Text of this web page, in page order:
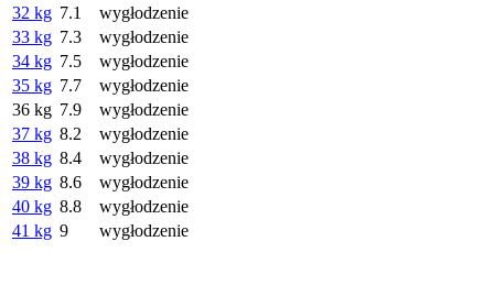
32 kg 7.1
wygłodzenie
33 kg 7.3
wygłodzenie
34 kg 7.5
wygłodzenie
35 kg 7.7
wygłodzenie
36 kg 7.9
wygłodzenie
37 kg 8.2
wygłodzenie
38 kg 8.4
wygłodzenie
39 kg 8.6
wygłodzenie
40 kg 8.8
wygłodzenie
41 kg 9 wygłodzenie